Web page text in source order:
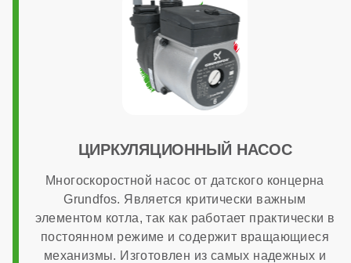
400x727x324 мм
7 лет
ЦИРКУЛЯЦИОННЫЙ НАСОС
Многоскоростной насос от датского концерна
Grundfos. Является критически важным
элементом котла, так как работает практически в
постоянном режиме и содержит вращающиеся
механизмы. Изготовлен из самых надежных и